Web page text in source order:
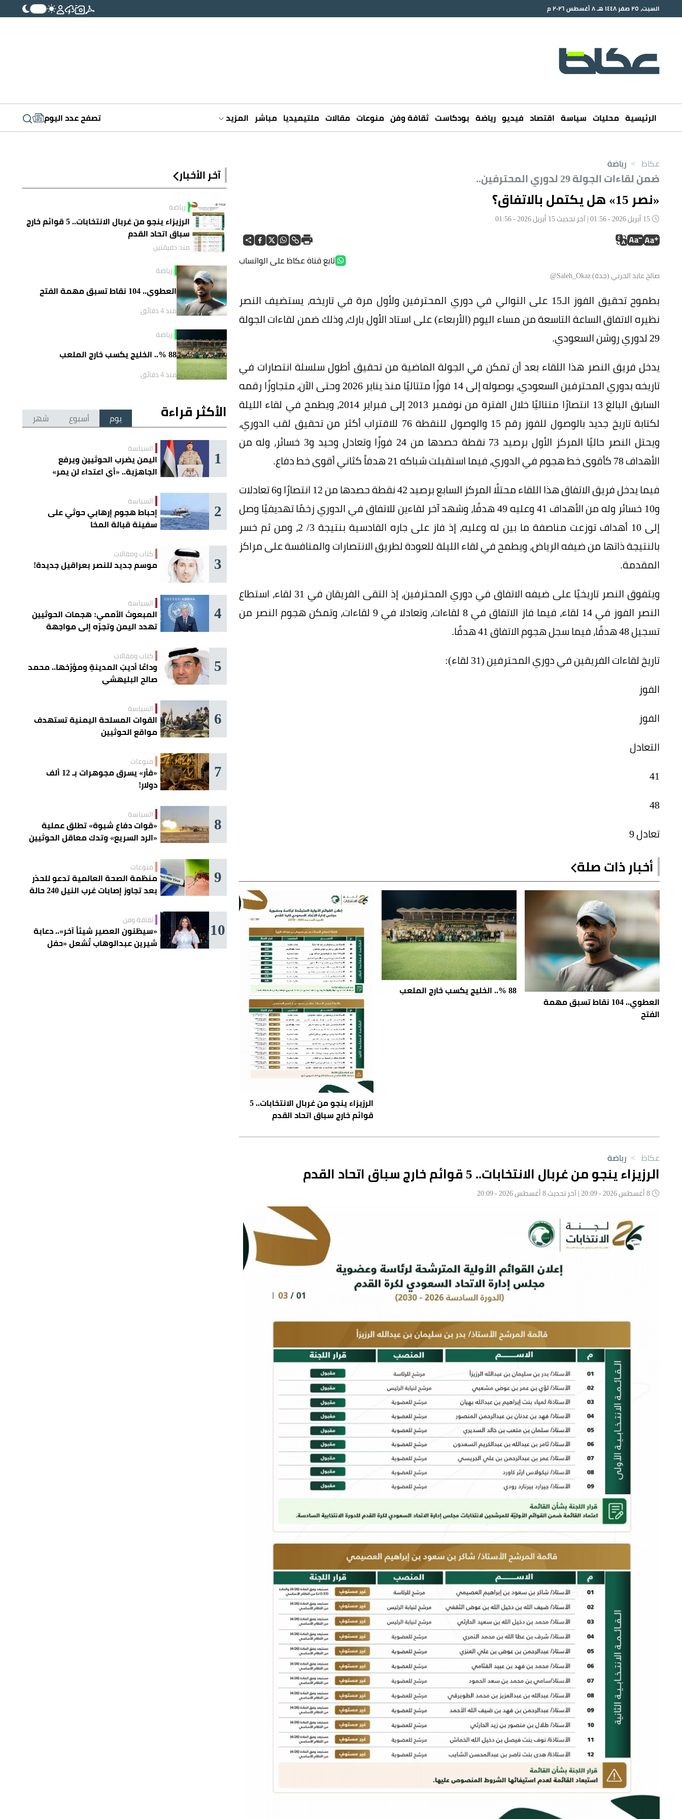
السبت، ٢٥ صفر ١٤٤٨ هـ ٨ أغسطس ٢٠٢٦ م
الرئيسية محليات سياسة اقتصاد فيديو رياضة بودكاست ثقافة وفن منوعات مقالات ملتيميديا مباشر المزيد تصفح عدد اليوم
عكاظ > رياضة
ضمن لقاءات الجولة 29 لدوري المحترفين..
«نصر 15» هل يكتمل بالاتفاق؟
تابع قناة عكاظ على الواتساب
صالح عابد الحربي (جدة) Saleh_Okaz@
بطموح تحقيق الفوز الـ15 على التوالي في دوري المحترفين ولأول مرة في تاريخه، يستضيف النصر
نظيره الاتفاق الساعة التاسعة من مساء اليوم (الأربعاء) على استاد الأول بارك، وذلك ضمن لقاءات الجولة
29 لدوري روشن السعودي.
يدخل فريق النصر هذا اللقاء بعد أن تمكن في الجولة الماضية من تحقيق أطول سلسلة انتصارات في
تاريخه بدوري المحترفين السعودي، بوصوله إلى 14 فوزًا متتاليًا منذ يناير 2026 وحتى الآن، متجاوزًا رقمه
السابق البالغ 13 انتصارًا متتاليًا خلال الفترة من نوفمبر 2013 إلى فبراير 2014، ويطمح في لقاء الليلة
لكتابة تاريخ جديد بالوصول للفوز رقم 15 والوصول للنقطة 76 للاقتراب أكثر من تحقيق لقب الدوري،
ويحتل النصر حاليًا المركز الأول برصيد 73 نقطة حصدها من 24 فوزًا وتعادل وحيد و3 خسائر، وله من
الأهداف 78 كأقوى خط هجوم في الدوري، فيما استقبلت شباكه 21 هدفاً كثاني أقوى خط دفاع.
فيما يدخل فريق الاتفاق هذا اللقاء محتلًا المركز السابع برصيد 42 نقطة حصدها من 12 انتصارًا و6 تعادلات
و10 خسائر وله من الأهداف 41 وعليه 49 هدفًا، وشهد آخر لقاءين للاتفاق في الدوري زخمًا تهديفيًا وصل
إلى 10 أهداف توزعت مناصفة ما بين له وعليه، إذ فاز على جاره القادسية بنتيجة 3/ 2، ومن ثم خسر
بالنتيجة ذاتها من ضيفه الرياض، ويطمح في لقاء الليلة للعودة لطريق الانتصارات والمنافسة على مراكز
المقدمة.
ويتفوق النصر تاريخيًا على ضيفه الاتفاق في دوري المحترفين، إذ التقى الفريقان في 31 لقاء، استطاع
النصر الفوز في 14 لقاء، فيما فاز الاتفاق في 8 لقاءات، وتعادلا في 9 لقاءات، وتمكن هجوم النصر من
تسجيل 48 هدفًا، فيما سجل هجوم الاتفاق 41 هدفًا.
تاريخ لقاءات الفريقين في دوري المحترفين (31 لقاء):
الفوز
الفوز
التعادل
41
48
تعادل 9
أخبار ذات صلة
العطوي.. 104 نقاط تسبق مهمة
الفتح
88 %.. الخليج يكسب خارج الملعب
الرزيزاء ينجو من غربال الانتخابات.. 5
قوائم خارج سباق اتحاد القدم
آخر الأخبار
رياضة
الرزيزاء ينجو من غربال الانتخابات.. 5 قوائم خارج
سباق اتحاد القدم
منذ دقيقتين
رياضة
العطوي.. 104 نقاط تسبق مهمة الفتح
منذ 4 دقائق
رياضة
88 %.. الخليج يكسب خارج الملعب
منذ 4 دقائق
الأكثر قراءة يوم أسبوع شهر
1 السياسة
اليمن يضرب الحوثيين ويرفع
الجاهزية.. «أي اعتداء لن يمر»
2 السياسة
إحباط هجوم إرهابي حوثي على
سفينة قبالة المخا
3 كتاب ومقالات
موسم جديد للنصر بعراقيل جديدة!
4 السياسة
المبعوث الأممي: هجمات الحوثيين
تهدد اليمن وتجرّه إلى مواجهة
5 كتاب ومقالات
وداعًا أديبَ المدينةِ ومؤرّخها.. محمد
صالح البليهشي
6 السياسة
القوات المسلحة اليمنية تستهدف
مواقع الحوثيين
7 منوعات
«فأر» يسرق مجوهرات بـ 12 ألف
دولار!
8 السياسة
«قوات دفاع شبوة» تطلق عملية
«الرد السريع» وتدك معاقل الحوثيين
9 منوعات
منظمة الصحة العالمية تدعو للحذر
بعد تجاوز إصابات غرب النيل 240 حالة
10 ثقافة وفن
«سيظنون العصير شيئاً آخر».. دعابة
شيرين عبدالوهاب تُشعل «حفل
عكاظ > رياضة
الرزيزاء ينجو من غربال الانتخابات.. 5 قوائم خارج سباق اتحاد القدم